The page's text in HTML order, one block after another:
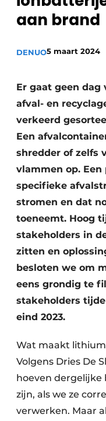
Vacature
Vacatures
Safety First
Persen
Stofbeheersing
Uitrustingsstukken
Shredders
Transportbanden
Bouw & Sloopafval
Elektronisch Afval
Glasrecyclage
aan brand
DENUO5 maart 2024
Er gaat geen
afval- en
verkeerd
Een
shredder of zelfs
vlammen op.
specifieke
stromen en dat
toeneemt. Hoog
stakeholders in
zitten en
besloten we om
eens grondig te
stakeholders
eind 2023.
Wat maakt
Volgens Dries De
hoeven
zijn, als we ze
verwerken. Maar